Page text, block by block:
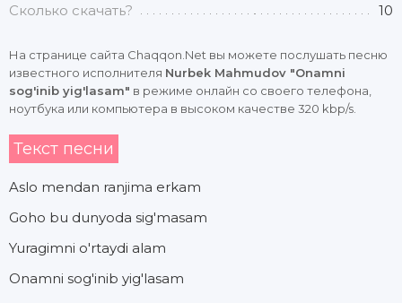
Сколько скачать? 10
На странице сайта Chaqqon.Net вы можете послушать песню
известного исполнителя Nurbek Mahmudov "Onamni
sog'inib yig'lasam" в режиме онлайн со своего телефона,
ноутбука или компьютера в высоком качестве 320 kbp/s.
Текст песни
Aslo mendan ranjima erkam
Goho bu dunyoda sig'masam
Yuragimni o'rtaydi alam
Onamni sog'inib yig'lasam